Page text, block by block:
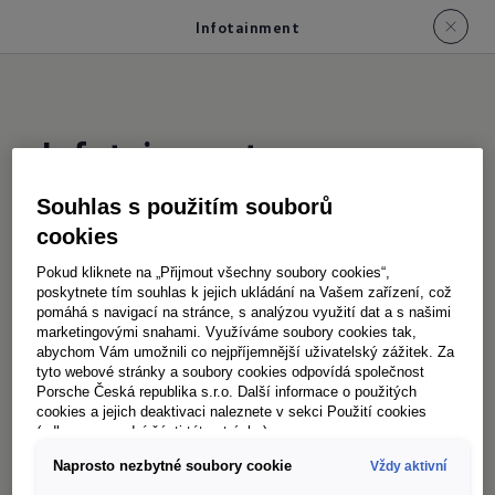
Infotainment
Infotainment
Lepší poslech. Jistější cesta
Ať už na dlouhých cestách posloucháte
oblíbené skladby, podcasty, audioknihy nebo
jen hledáte rozhlasovou stanici – infotainment
systémy ve voze Crafter vám nabídnou skvělý
zvuk a dokonalou zábavu. Na přání až ze
6reproduktorů.
zbytečné zajížďky. Díky volitelným
Souhlas s použitím souborů
cookies
Pokud kliknete na „Přijmout všechny soubory cookies“,
poskytnete tím souhlas k jejich ukládání na Vašem zařízení, což
pomáhá s navigací na stránce, s analýzou využití dat a s našimi
marketingovými snahami. Využíváme soubory cookies tak,
abychom Vám umožnili co nejpříjemnější uživatelský zážitek. Za
tyto webové stránky a soubory cookies odpovídá společnost
Porsche Česká republika s.r.o. Další informace o použitých
cookies a jejich deaktivaci naleznete v sekci Použití cookies
(odkaz ve spodní části této stránky).
Naprosto nezbytné soubory cookie Vždy aktivní